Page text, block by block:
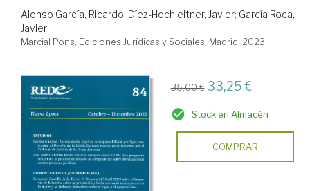
Alonso García, Ricardo; Díez-Hochleitner, Javier; García Roca,
Javier
Marcial Pons, Ediciones Jurídicas y Sociales. Madrid, 2023
35,00 € 33,25 €
Stock en Almacén
COMPRAR